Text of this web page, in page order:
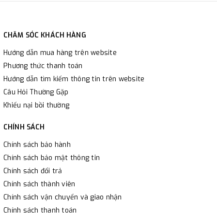
CHĂM SÓC KHÁCH HÀNG
Hướng dẫn mua hàng trên website
Phương thức thanh toán
Hướng dẫn tìm kiếm thông tin trên website
Câu Hỏi Thường Gặp
Khiếu nại bồi thường
CHÍNH SÁCH
Chính sách bảo hành
Chính sách bảo mật thông tin
Chính sách đổi trả
Chính sách thành viên
Chính sách vận chuyển và giao nhận
Chính sách thanh toán